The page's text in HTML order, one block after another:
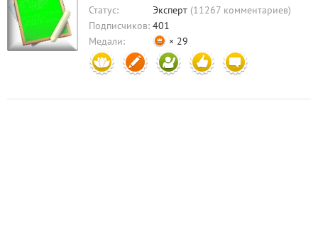
Статус:
Эксперт (11267 комментариев)
Подписчиков: 401
Медали:
× 29